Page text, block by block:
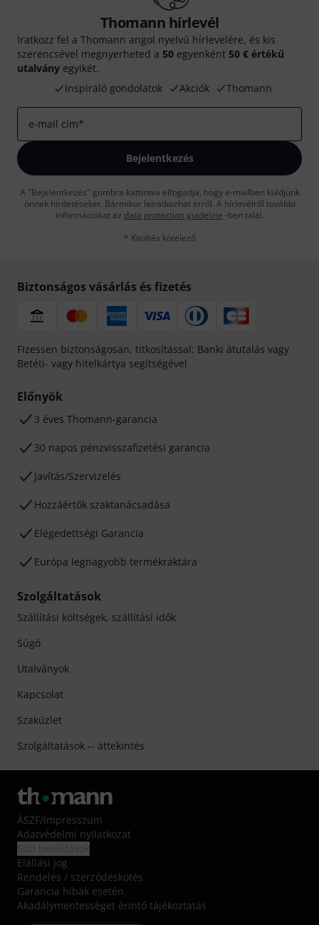
Thomann hírlevél
Iratkozz fel a Thomann angol nyelvű hírlevelére, és kis
szerencsével megnyerheted a 50 egyenként 50 € értékű
utalvány egyikét.
Inspiráló gondolatok
Akciók Thomann
e-mail cím*
Bejelentkezés
A "Bejelentkezés" gombra kattintva elfogadja, hogy e-mailben küldjünk
önnek hirdetéseket. Bármikor leiratkozhat erről. A hírlevélről további
információkat az data protection guideline -ben talál.
* Kitöltés kötelező
Biztonságos vásárlás és fizetés
Fizessen biztonságosan, titkosítással: Banki átutalás vagy
Betéti- vagy hitelkártya segítségével
Előnyök
3 éves Thomann-garancia
30 napos pénzvisszafizetési garancia
Javítás/Szervizelés
Hozzáértők szaktanácsadása
Elégedettségi Garancia
Európa legnagyobb termékraktára
Szolgáltatások
Szállítási költségek, szállítási idők
Súgó
Utalványok
Kapcsolat
Szaküzlet
Szolgáltatások -- áttekintés
ÁSZF/Impresszum
Adatvédelmi nyilatkozat
Elállási jog
Rendelés / szerződéskötés
Garancia hibák esetén
Akadálymentességet érintő tájékoztatás